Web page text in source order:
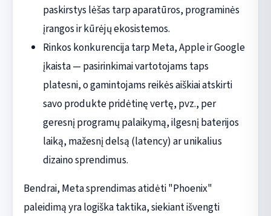
paskirstys lėšas tarp aparatūros, programinės
įrangos ir kūrėjų ekosistemos.
Rinkos konkurencija tarp Meta, Apple ir Google
įkaista — pasirinkimai vartotojams taps
platesni, o gamintojams reikės aiškiai atskirti
savo produkte pridėtinę vertę, pvz., per
geresnį programų palaikymą, ilgesnį baterijos
laiką, mažesnį delsą (latency) ar unikalius
dizaino sprendimus.
Bendrai, Meta sprendimas atidėti "Phoenix"
paleidimą yra logiška taktika, siekiant išvengti